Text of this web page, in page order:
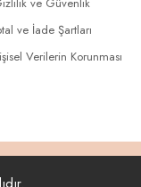
ve İade Şartları
Verilerin Korunması